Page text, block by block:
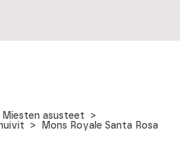
Miesten asusteet
Mons Royale Santa Rosa